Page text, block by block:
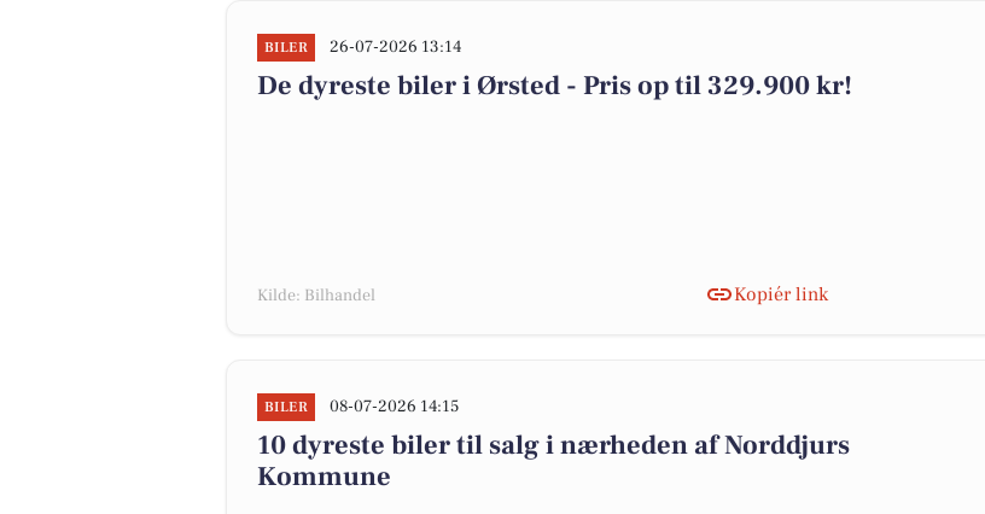
BILER 26-07-2026 13:14
De dyreste biler i Ørsted - Pris op til 329.900 kr!
Kilde: Bilhandel Kopiér link
BILER 08-07-2026 14:15
10 dyreste biler til salg i nærheden af Norddjurs
Kommune